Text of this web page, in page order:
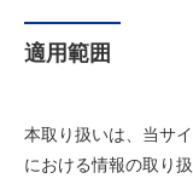
適用範囲
本取り扱いは、当サ
における情報の取り